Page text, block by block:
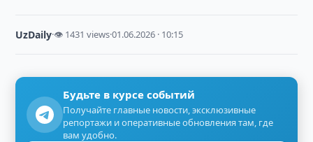
UzDaily·👁 1431 views·01.06.2026 · 10:15
Будьте в курсе событий
Получайте главные новости, эксклюзивные
репортажи и оперативные обновления там, где
вам удобно.